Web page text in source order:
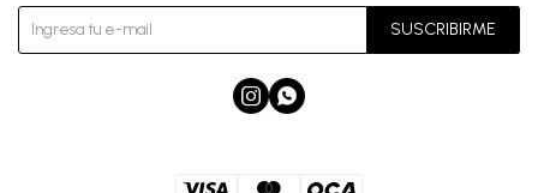
SUSCRIBIRME
 